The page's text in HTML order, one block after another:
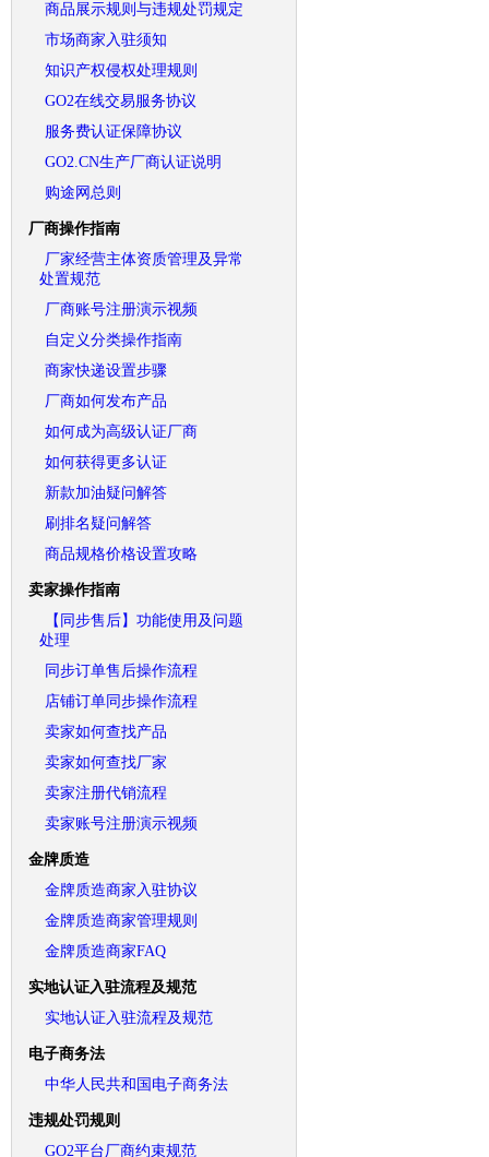
商品展示规则与违规处罚规定
市场商家入驻须知
知识产权侵权处理规则
GO2在线交易服务协议
服务费认证保障协议
GO2.CN生产厂商认证说明
购途网总则
厂商操作指南
厂家经营主体资质管理及异常
处置规范
厂商账号注册演示视频
自定义分类操作指南
商家快递设置步骤
厂商如何发布产品
如何成为高级认证厂商
如何获得更多认证
新款加油疑问解答
刷排名疑问解答
商品规格价格设置攻略
卖家操作指南
【同步售后】功能使用及问题
处理
同步订单售后操作流程
店铺订单同步操作流程
卖家如何查找产品
卖家如何查找厂家
卖家注册代销流程
卖家账号注册演示视频
金牌质造
金牌质造商家入驻协议
金牌质造商家管理规则
金牌质造商家FAQ
实地认证入驻流程及规范
实地认证入驻流程及规范
电子商务法
中华人民共和国电子商务法
违规处罚规则
GO2平台厂商约束规范